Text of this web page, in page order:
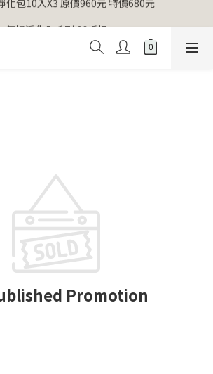
氣場淨化全系列 66折起
消費 不限金額 即送 香遇熊超人行李吊牌
Promotion